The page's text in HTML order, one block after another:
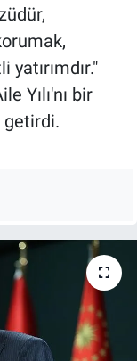
Yılı'nı bir
getirdi.